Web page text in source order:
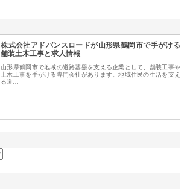
株式会社アドバンスロードが山形県鶴岡市で手がける
舗装土木工事と求人情報
山形県鶴岡市で地域の道路基盤を支える企業として、舗装工事や
土木工事を手がける専門会社があります。地域住民の生活を支え
る道…